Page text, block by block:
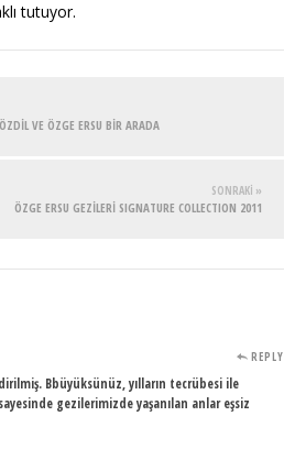
tutuyor.
VE ÖZGE ERSU BİR ARADA
SONRAKI »
ÖZGE ERSU GEZİLERİ SIGNATURE COLLECTION 2011
REPLY
Bbüyüksünüz, yılların tecrübesi ile
gezilerimizde yaşanılan anlar eşsiz